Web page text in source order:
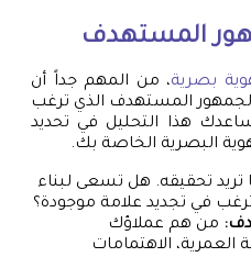
المستهدف
بصرية، من المهم جداً أن
المستهدف الذي ترغب
هذا التحليل في تحديد
البصرية الخاصة بك.
تريد تحقيقه. هل تسعى لبناء
ترغب في تجديد علامة موجودة؟
من هم عملاؤك
العمرية، الاهتمامات